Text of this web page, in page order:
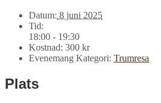
Datum: 8 juni 2025
Tid:
18:00 - 19:30
Kostnad: 300 kr
Evenemang Kategori: Trumresa
Plats